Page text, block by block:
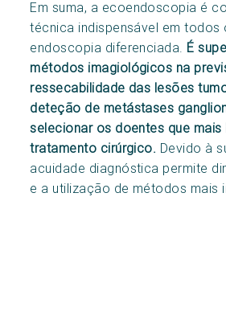
Em suma, a ecoendoscopia é
técnica indispensável em todos
endoscopia diferenciada. É
métodos imagiológicos na
ressecabilidade das lesões
deteção de metástases
selecionar os doentes que
tratamento cirúrgico. Devido à
acuidade diagnóstica permite
e a utilização de métodos mais